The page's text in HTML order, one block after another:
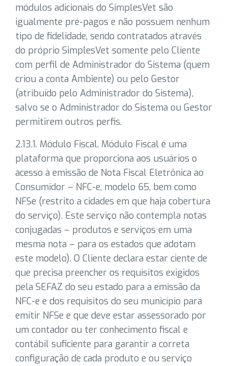
módulos adicionais do SimplesVet são
igualmente pré-pagos e não possuem nenhum
tipo de fidelidade, sendo contratados através
do próprio SimplesVet somente pelo Cliente
com perfil de Administrador do Sistema (quem
criou a conta Ambiente) ou pelo Gestor
(atribuído pelo Administrador do Sistema),
salvo se o Administrador do Sistema ou Gestor
permitirem outros perfis.
2.13.1. Módulo Fiscal. Módulo Fiscal é uma
plataforma que proporciona aos usuários o
acesso à emissão de Nota Fiscal Eletrônica ao
Consumidor – NFC-e, modelo 65, bem como
NFSe (restrito a cidades em que haja cobertura
do serviço). Este serviço não contempla notas
conjugadas – produtos e serviços em uma
mesma nota – para os estados que adotam
este modelo). O Cliente declara estar ciente de
que precisa preencher os requisitos exigidos
pela SEFAZ do seu estado para a emissão da
NFC-e e dos requisitos do seu município para
emitir NFSe e que deve estar assessorado por
um contador ou ter conhecimento fiscal e
contábil suficiente para garantir a correta
configuração de cada produto e ou serviço